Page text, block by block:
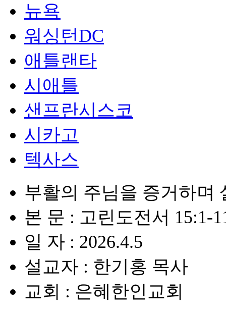
뉴욕
워싱턴DC
애틀랜타
시애틀
샌프란시스코
시카고
텍사스
부활의 주님을 증거하며
본 문 : 고린도전서 15:1-
일 자 : 2026.4.5
설교자 : 한기홍 목사
교회 : 은혜한인교회